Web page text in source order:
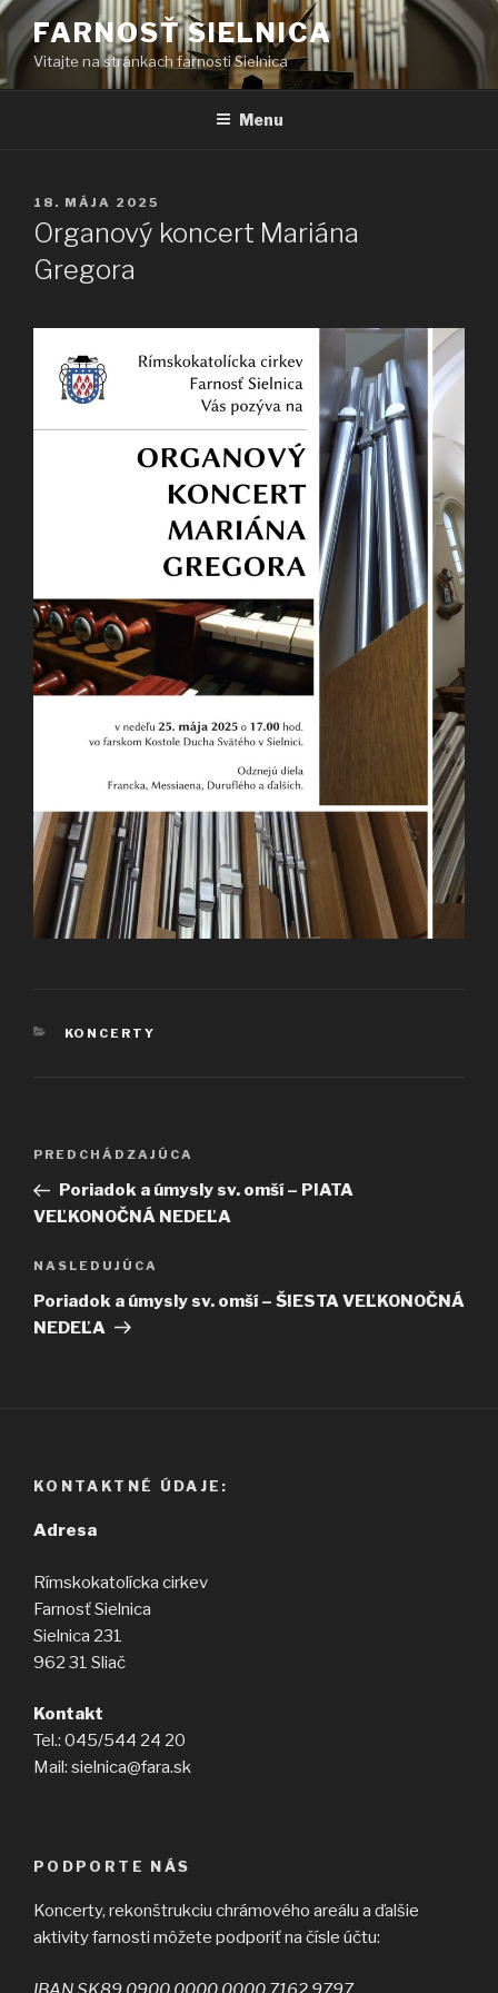
Prejsť
obsah
FARNOSŤ SIELNICA
Vitajte na stránkach farnosti Sielnica
Menu
PUBLIKOVANÉ
18. MÁJA 2025
Organový koncert Mariána
Gregora
KATEGÓRIE
KONCERTY
Navigácia
článku
Predchádzajúci
článok
PREDCHÁDZAJÚCA
Poriadok a úmysly sv. omší – PIATA
VEĽKONOČNÁ NEDEĽA
Ďalší
článok
NASLEDUJÚCA
Poriadok a úmysly sv. omší – ŠIESTA VEĽKONOČNÁ
NEDEĽA
KONTAKTNÉ ÚDAJE:
Adresa
Rímskokatolícka cirkev
Farnosť Sielnica
Sielnica 231
962 31 Sliač
Kontakt
Tel.: 045/544 24 20
Mail: sielnica@fara.sk
PODPORTE NÁS
Koncerty, rekonštrukciu chrámového areálu a ďalšie
aktivity farnosti môžete podporiť na čísle účtu: